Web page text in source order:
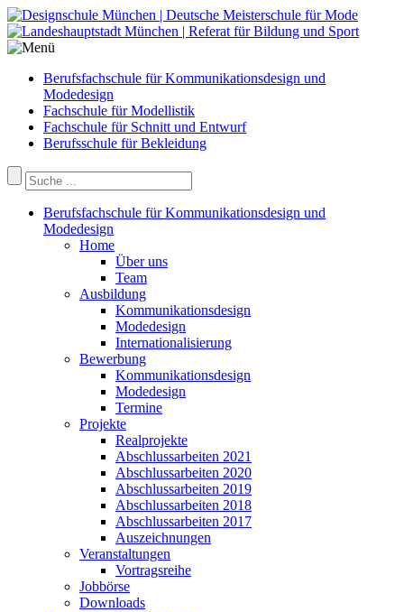
Berufsfachschule für Kommunikationsdesign und
Modedesign
Fachschule für Modellistik
Fachschule für Schnitt und Entwurf
Berufsschule für Bekleidung
Berufsfachschule für Kommunikationsdesign und
Modedesign
Home
Über uns
Team
Ausbildung
Kommunikationsdesign
Modedesign
Internationalisierung
Bewerbung
Kommunikationsdesign
Modedesign
Termine
Projekte
Realprojekte
Abschlussarbeiten 2021
Abschlussarbeiten 2020
Abschlussarbeiten 2019
Abschlussarbeiten 2018
Abschlussarbeiten 2017
Auszeichnungen
Veranstaltungen
Vortragsreihe
Jobbörse
Downloads